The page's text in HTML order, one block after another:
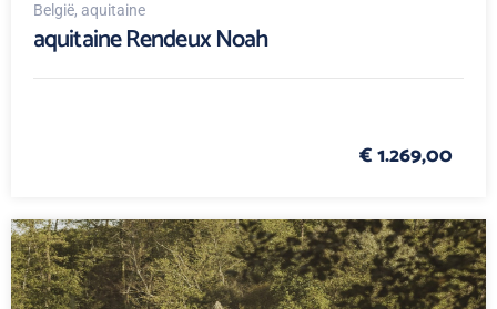
België, aquitaine
aquitaine Rendeux Noah
€ 1.269,00